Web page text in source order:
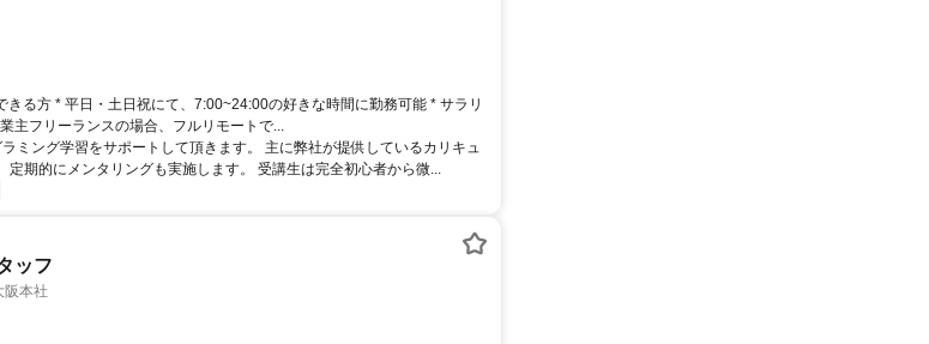
る方 * 平日・土日祝にて、7:00~24:00の好きな時間に勤務可能 * サラリ
主フリーランスの場合、フルリモートで...
ミング学習をサポートして頂きます。 主に弊社が提供しているカリキュ
定期的にメンタリングも実施します。 受講生は完全初心者から微...
ッフ
本社